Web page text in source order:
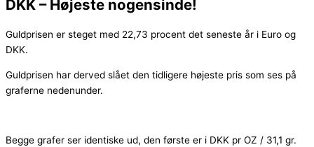
DKK – Højeste nogensinde!
Guldprisen er steget med 22,73 procent det seneste år i Euro og
DKK.
Guldprisen har derved slået den tidligere højeste pris som ses på
graferne nedenunder.
Begge grafer ser identiske ud, den første er i DKK pr OZ / 31,1 gr.